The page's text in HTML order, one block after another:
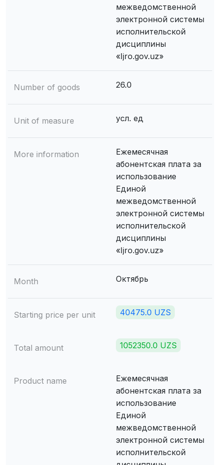
межведомственной
электронной системы
исполнительской
дисциплины
«Ijro.gov.uz»
Number of goods 26.0
Unit of measure усл. ед
More information
Ежемесячная
абонентская плата за
использование
Единой
межведомственной
электронной системы
исполнительской
дисциплины
«Ijro.gov.uz»
Month Октябрь
Starting price per unit 40475.0 UZS
Total amount 1052350.0 UZS
Product name
Ежемесячная
абонентская плата за
использование
Единой
межведомственной
электронной системы
исполнительской